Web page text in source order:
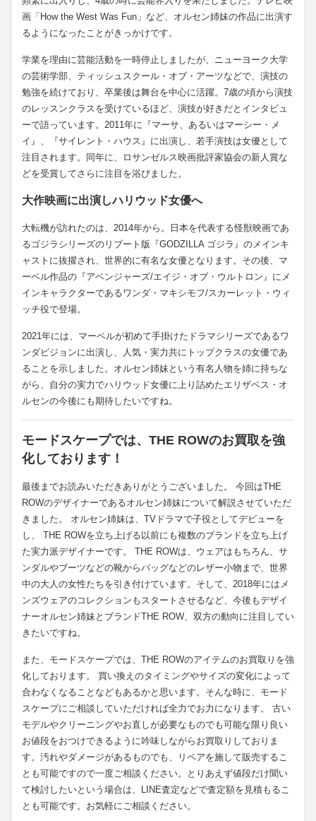
画「How the West Was Fun」など、オルセン姉妹の作品に出演す
るようになったことがきっかけです。
学業を理由に芸能活動を一時停止しましたが、ニューヨーク大学
の芸術学部、ティッシュスクール・オブ・アーツなどで、演技の
勉強を続けており、卒業後は舞台を中心に活躍。7歳の頃から演技
のレッスンクラスを受けているほど、演技が好きだとインタビュ
ーで語っています。2011年に『マーサ、あるいはマーシー・メ
イ』、『サイレント・ハウス』に出演し、若手演技は女優として
注目されます。同年に、ロサンゼルス映画批評家協会の新人賞な
どを受賞してさらに注目を浴びました。
大作映画に出演しハリウッド女優へ
大転機が訪れたのは、2014年から。日本を代表する怪獣映画であ
るゴジラシリーズのリブート版『GODZILLA ゴジラ』のメインキ
ャストに抜擢され、世界的に有名な女優となります。その後、マ
ーベル作品の『アベンジャーズ/エイジ・オブ・ウルトロン』にメ
インキャラクターであるワンダ・マキシモフ/スカーレット・ウィ
ッチ役で登場。
2021年には、マーベルが初めて手掛けたドラマシリーズであるワ
ンダビジョンに出演し、人気・実力共にトップクラスの女優であ
ることを示しました。オルセン姉妹という有名人物を姉に持ちな
がら、自分の実力でハリウッド女優に上り詰めたエリザベス・オ
ルセンの今後にも期待したいですね。
モードスケープでは、THE ROWのお買取を強
化しております！
最後までお読みいただきありがとうございました。 今回はTHE
ROWのデザイナーであるオルセン姉妹について解説させていただ
きました。 オルセン姉妹は、TVドラマで子役としてデビューを
し、 THE ROWを立ち上げる以前にも複数のブランドを立ち上げ
た実力派デザイナーです。 THE ROWは、ウェアはもちろん、サ
ンダルやブーツなどの靴からバッグなどのレザー小物まで、世界
中の大人の女性たちを引き付けています。そして、2018年にはメ
ンズウェアのコレクションもスタートさせるなど、今後もデザイ
ナーオルセン姉妹とブランドTHE ROW、双方の動向に注目してい
きたいですね。
また、モードスケープでは、THE ROWのアイテムのお買取りを強
化しております。 買い換えのタイミングやサイズの変化によって
合わなくなることなどもあるかと思います。そんな時に、モード
スケープにご相談していただければ全力でお力になります。 古い
モデルやクリーニングやお直しが必要なものでも可能な限り良い
お値段をおつけできるように吟味しながらお買取りしておりま
す。汚れやダメージがあるものでも、リペアを施して販売するこ
とも可能ですので一度ご相談ください。とりあえず値段だけ聞い
て検討したいという場合は、LINE査定などで査定額を見積もるこ
とも可能です。お気軽にご相談ください。